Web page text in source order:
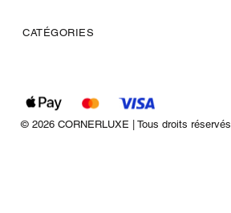
CATÉGORIES
© 2026 CORNERLUXE | Tous droits réservés